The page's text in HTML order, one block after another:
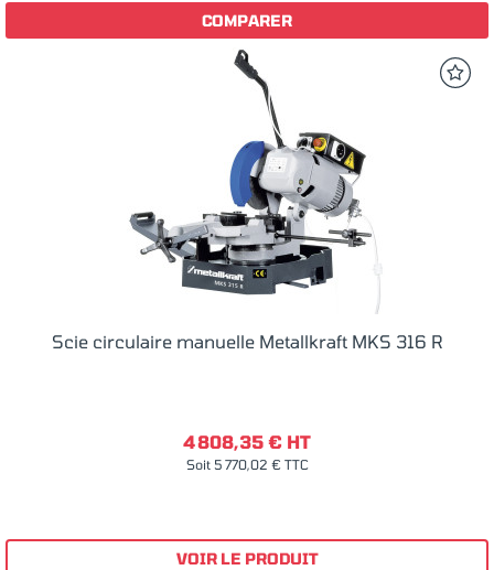
COMPARER
Scie circulaire manuelle Metallkraft MKS 316 R
4 808,35 € HT
Soit 5 770,02 € TTC
VOIR LE PRODUIT